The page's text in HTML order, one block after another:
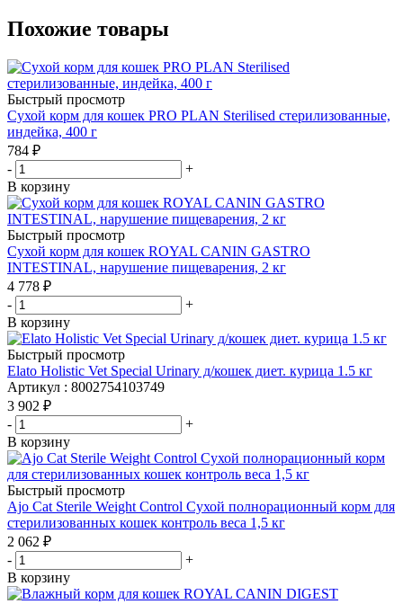
Похожие товары
Быстрый просмотр
Сухой корм для кошек PRO PLAN Sterilised стерилизованные,
индейка, 400 г
784 ₽
-
+
В корзину
Быстрый просмотр
Сухой корм для кошек ROYAL CANIN GASTRO
INTESTINAL, нарушение пищеварения, 2 кг
4 778 ₽
-
+
В корзину
Быстрый просмотр
Elato Holistic Vet Special Urinary д/кошек диет. курица 1.5 кг
Артикул : 8002754103749
3 902 ₽
-
+
В корзину
Быстрый просмотр
Ajo Cat Sterile Weight Control Сухой полнорационный корм для
стерилизованных кошек контроль веса 1,5 кг
2 062 ₽
-
+
В корзину